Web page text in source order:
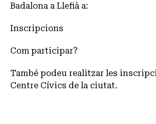
Badalona a Llefià a:
Inscripcions
Com participar?
També podeu realitzar les
Centre Cívics de la ciutat.